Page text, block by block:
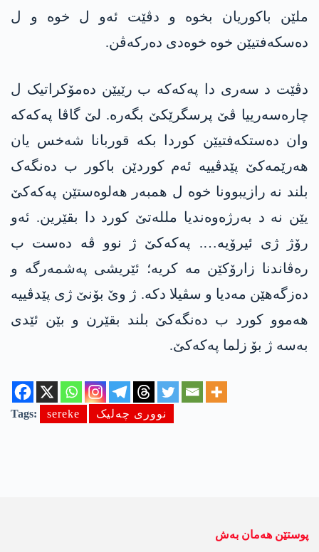
ملێن باکوریان بخوە و دڤێت ئەو ل خوە و ل
دەسکەفتیێن خوە خوەدی دەرکەڤن.
دڤێت د سەری دا پەکەکە ب رێیێن دەمۆکراتیک ل
چارەسەرییا ڤێ پرسگرێکێ بگەرە. لێ گاڤا پەکەکە
وان دەستکەفتیێن کوردا بکە قوربانا شەخس یان
ھەرێمەکێ پێدڤییە ئەم کوردێن باکور ب دەنگەک
بلند نە رازیبوونا خوە ل ھمبەر ھەلوەستێن پەکەکێ
یێن نە د بەرژەوەندیا مللەتێ کورد دا بقێرین. ئەو
رۆژ ژی ئیرۆیە…. پەکەکێ ژ نوو ڤە دەست ب
رەڤاندنا زارۆکێن مە کریە؛ ئێریشی پەشمەرگە و
دەزگەھێن مەدیا و سڤیلا دکە. ژ وێ بۆنێ ژی پێدڤییە
هەموو کورد ب دەنگەکێ بلند بقێرن و بێن ئێدی
بەسە ژ بۆ زلما پەکەکێ.
Tags: sereke نووری چەلیک
پوستێن ھەمان بەش